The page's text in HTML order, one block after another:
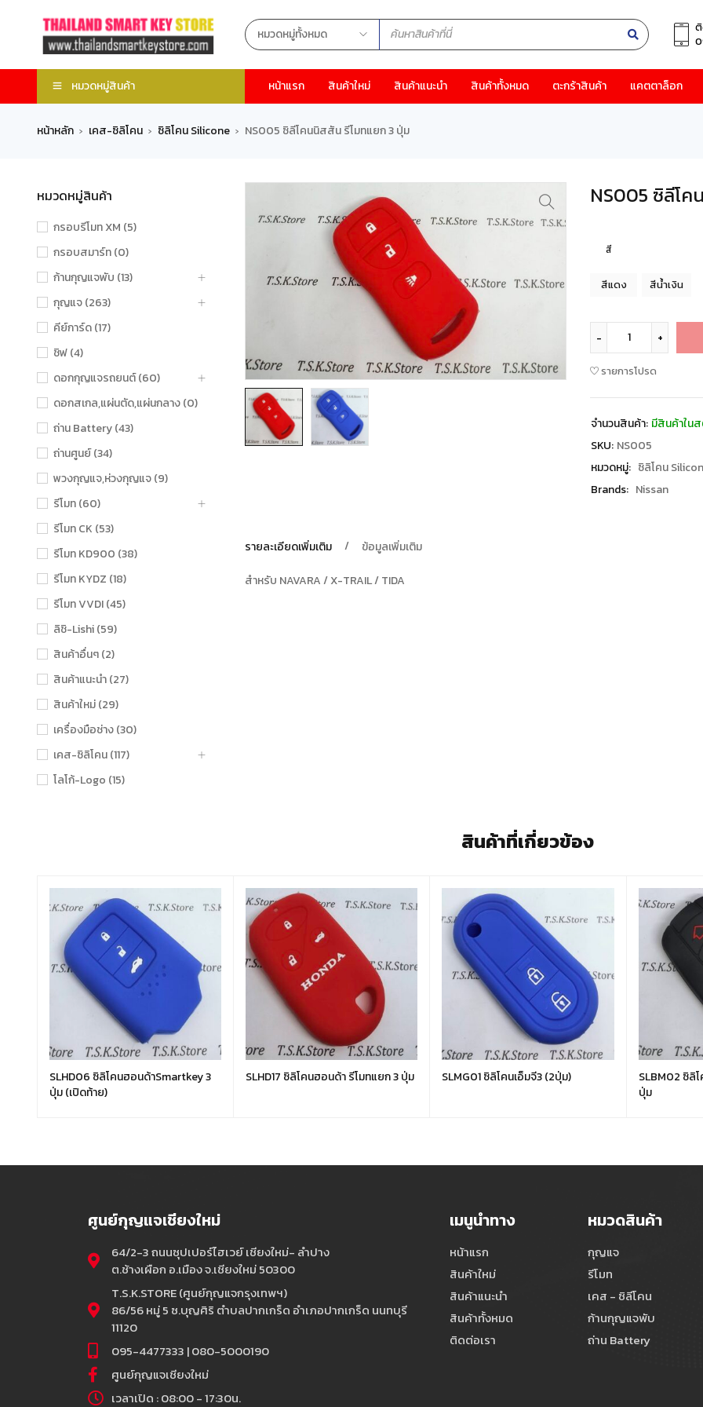
หมวดหมู่สินค้า หน้าแรก สินค้าใหม่ สินค้าแนะนำ สินค้าทั้งหมด ตะกร้าสินค้า แคตตาล็อก
หน้าหลัก › เคส-ซิลิโคน › ซิลิโคน Silicone › NS005 ซิลีโคนนิสสัน รีโมทแยก 3 ปุ่ม
หมวดหมู่สินค้า
กรอบรีโมท XM (5)
กรอบสมาร์ท (0)
ก้านกุญแจพับ (13)
กุญแจ (263)
คีย์การ์ด (17)
ชิฟ (4)
ดอกกุญแจรถยนต์ (60)
ดอกสเกล,แผ่นตัด,แผ่นกลาง (0)
ถ่าน Battery (43)
ถ่านศูนย์ (34)
พวงกุญแจ,ห่วงกุญแจ (9)
รีโมท (60)
รีโมท CK (53)
รีโมท KD900 (38)
รีโมท KYDZ (18)
รีโมท VVDI (45)
ลิชิ-Lishi (59)
สินค้าอื่นๆ (2)
สินค้าแนะนำ (27)
สินค้าใหม่ (29)
เครื่องมือช่าง (30)
เคส-ซิลิโคน (117)
โลโก้-Logo (15)
NS005 ซิลีโ
สี
สีแดง สีน้ำเงิน
รายการโปรด
จำนวนสินค้า: มีสินค้าใน
SKU: NS005
หมวดหมู่: ซิลิโคน
Brands: Nissan
รายละเอียดเพิ่มเติม ข้อมูลเพิ่มเติม
สำหรับ NAVARA / X-TRAIL / TIDA
สินค้าที่เกี่ยวข้อง
SLHD06 ซิลิโคนฮอนด้าSmartkey 3
ปุ่ม (เปิดท้าย)
SLHD17 ซิลิโคนฮอนด้า รีโมทแยก 3 ปุ่ม SLMG01 ซิลิโคนเอ็มจี3 (2ปุ่ม)
SLBM02 ซิลิ
ปุ่ม
ศูนย์กุญแจเชียงใหม่
64/2-3 ถนนซุปเปอร์ไฮเวย์ เชียงใหม่- ลำปาง
ต.ช้างเผือก อ.เมือง จ.เชียงใหม่ 50300
T.S.K.STORE (ศูนย์กุญแจกรุงเทพฯ)
86/56 หมู่ 5 ซ.บุญศิริ ตำบลปากเกร็ด อำเภอปากเกร็ด นนทบุรี
11120
095-4477333 | 080-5000190
ศูนย์กุญแจเชียงใหม่
เวลาเปิด : 08:00 - 17:30น.
เมนูนำทาง
หน้าแรก
สินค้าใหม่
สินค้าแนะนำ
สินค้าทั้งหมด
ติดต่อเรา
หมวดสินค้า
กุญแจ
รีโมท
เคส - ซิลีโคน
ก้านกุญแจพับ
ถ่าน Battery